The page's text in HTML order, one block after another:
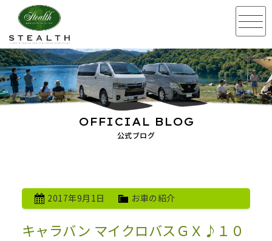
公式ブログ
OFFICIAL BLOG
2017年9月1日 お車の紹介
キャラバン マイクロバスＧＸ♪１０